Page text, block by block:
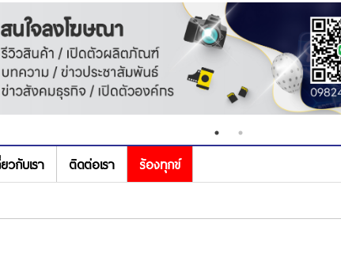
ยวกับเรา ติดต่อเรา ร้องทุกข์